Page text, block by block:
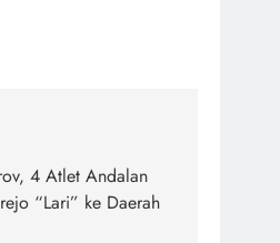
4 Atlet Andalan
“Lari” ke Daerah